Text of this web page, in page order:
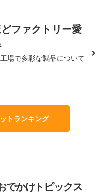
ファクトリー愛
場で多彩な製品について
トランキング
でかけトピックス